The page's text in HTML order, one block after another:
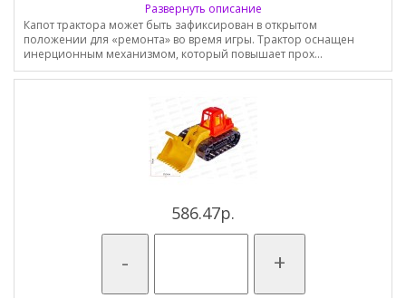
Развернуть описание
Капот трактора может быть зафиксирован в открытом
положении для «ремонта» во время игры. Трактор оснащен
инерционным механизмом, который повышает прох...
586.47р.
- +